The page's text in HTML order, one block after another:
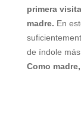
primera
madre. En
de índole
Como